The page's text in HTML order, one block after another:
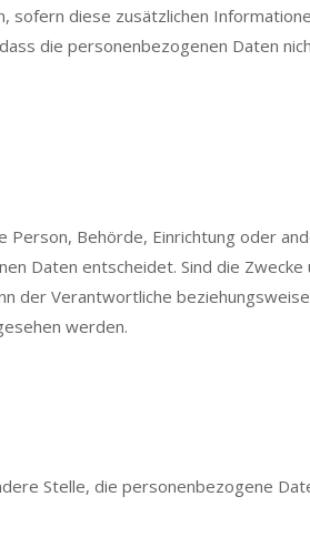
sofern diese zusätzlichen
die personenbezogenen Daten
Behörde, Einrichtung oder
Daten entscheidet. Sind die
der Verantwortliche
werden.
Stelle, die personenbezogene